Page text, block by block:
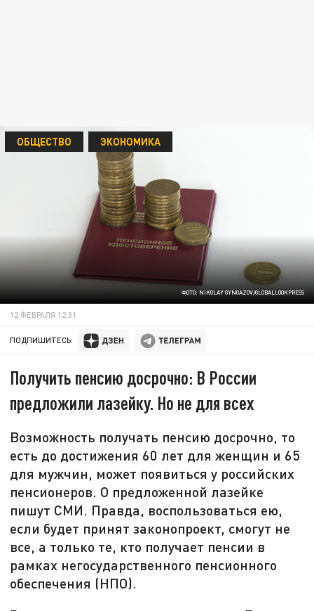
ФОТО: NIKOLAY GYNGAZOV/GLOBALLOOKPRESS
ОБЩЕСТВО ЭКОНОМИКА
12 ФЕВРАЛЯ 12:31
ПОДПИШИТЕСЬ:
Получить пенсию досрочно: В России
предложили лазейку. Но не для всех
Возможность получать пенсию досрочно, то
есть до достижения 60 лет для женщин и 65
для мужчин, может появиться у российских
пенсионеров. О предложенной лазейке
пишут СМИ. Правда, воспользоваться ею,
если будет принят законопроект, смогут не
все, а только те, кто получает пенсии в
рамках негосударственного пенсионного
обеспечения (НПО).